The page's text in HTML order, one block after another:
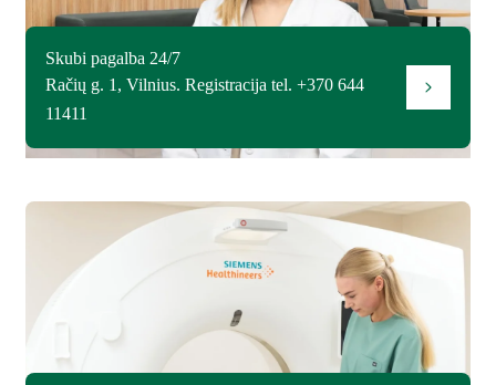
Skubi pagalba 24/7
Račių g. 1, Vilnius. Registracija tel. +370 644
11411